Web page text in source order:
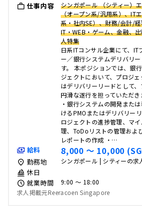
仕事内容
シンガポール （シティー）
（オープン系/汎用系）、IT
系・社内SE）、財務/会計/
IT・WEB・ゲーム、金融、
人特集
日系ITコンサル企業にて、IT
ー／銀行システムデリバリ
す。 本ポジションでは、銀
ジェクトにおいて、プロジ
はデリバリーリードとして
円滑な遂行を担っていただき
・銀行システムの開発また
けるPMOまたはデリバリー
ロジェクトの進捗管理、マ
理、ToDoリストの管理およ
レポートの作成 ・…
給料 8,000 〜 10,000
勤務地 シンガポール | シティーの求
休日
就業時間
9:00 〜 18:00
求人掲載元Reeracoen Singapore